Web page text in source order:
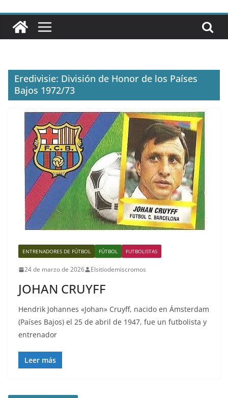
Eredivisie: División de Honor de los Países
Bajos 1972/73
ENTRENADORES DE FÚTBOL FÚTBOL FUTBOLISTAS
24 de marzo de 2026 Elsitiodemiscromos
JOHAN CRUYFF
Hendrik Johannes «Johan» Cruyff, nacido en Ámsterdam
(Países Bajos) el 25 de abril de 1947, fue un futbolista y
entrenador
Leer más